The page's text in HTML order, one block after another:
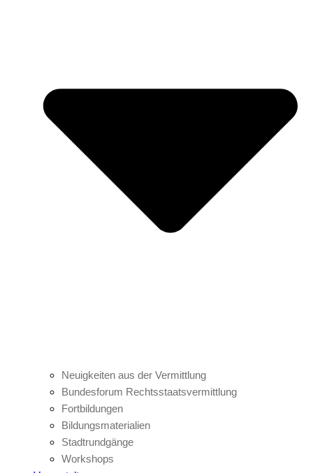
Neuigkeiten aus der Vermittlung
Bundesforum Rechtsstaatsvermittlung
Fortbildungen
Bildungsmaterialien
Stadtrundgänge
Workshops